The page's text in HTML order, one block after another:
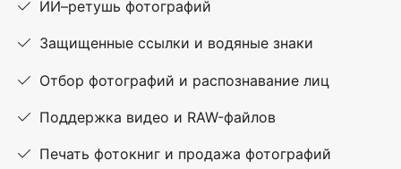
ИИ–ретушь фотографий
Защищенные ссылки и водяные знаки
Отбор фотографий и распознавание лиц
Поддержка видео и RAW-файлов
Печать фотокниг и продажа фотографий